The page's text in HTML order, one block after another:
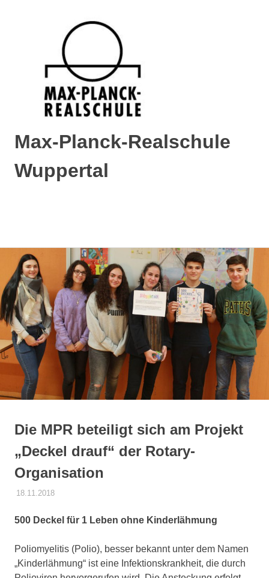
Inhalt
springen
Max-Planck-Realschule
Wuppertal
Die MPR beteiligt sich am Projekt
„Deckel drauf“ der Rotary-
Organisation
18.11.2018DANIEL SCHROEER
ALLGEMEIN
500 Deckel für 1 Leben ohne Kinderlähmung
Poliomyelitis (Polio), besser bekannt unter dem Namen
„Kinderlähmung“ ist eine Infektionskrankheit, die durch